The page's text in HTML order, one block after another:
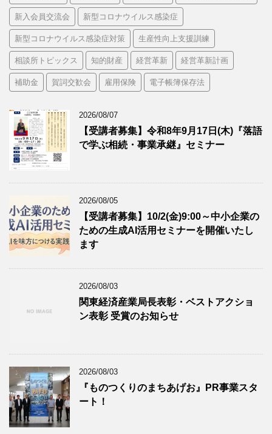
新入会員交流会 新型コロナウイルス感染症
新型コロナウイルス感染症対策 生産性向上支援訓練
相談所トピックス 知的財産 経営革新 経営革新計画
補助金 賀詞交歓会 雇用保険 電子帳簿保存法
2026/08/07
【受講者募集】令和8年9月17日(木)『落語
で学ぶ相続・事業承継』セミナー
2026/08/05
【受講者募集】10/2(金)9:00～中小企業の
ための生成AI活用セミナーを開催いたし
ます
2026/08/03
関東経済産業局長表彰・ベストアクショ
ン表彰 受賞のお知らせ
2026/08/03
『ものつくりのまちあげお』PR事業スタ
ート！